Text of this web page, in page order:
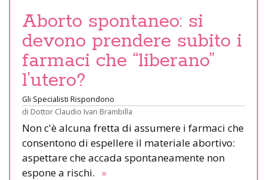
Aborto spontaneo: si
devono prendere subito i
farmaci che “liberano”
l’utero?
Gli Specialisti Rispondono
di Dottor Claudio Ivan Brambilla
Non c'è alcuna fretta di assumere i farmaci che
consentono di espellere il materiale abortivo:
aspettare che accada spontaneamente non
espone a rischi. »